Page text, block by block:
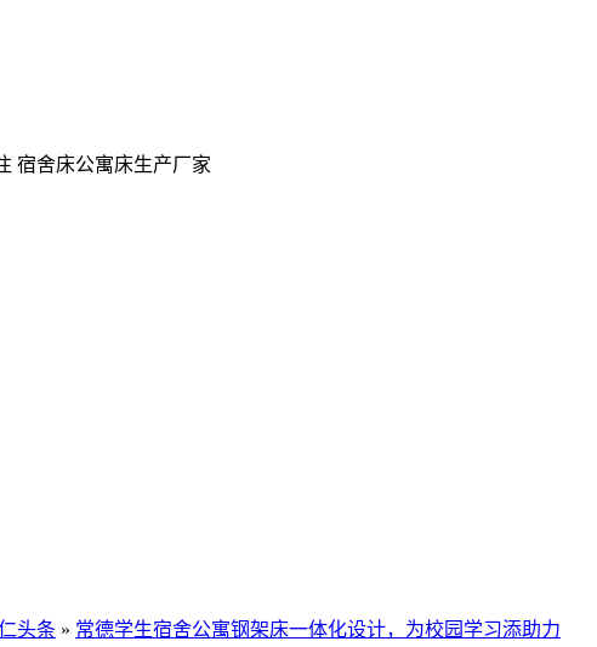
宿舍床公寓床生产厂家
头条 » 常德学生宿舍公寓钢架床一体化设计，为校园学习添助力